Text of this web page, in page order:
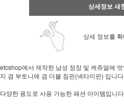
상세정보 새
상세 정보를
etcshop에서 제작한 남성 정장 및 케쥬얼에
지 겸 부토니에 겸 더블 침핀(넥타이핀) 입니다.
다양한 용도로 사용 가능한 패션 아이템입니